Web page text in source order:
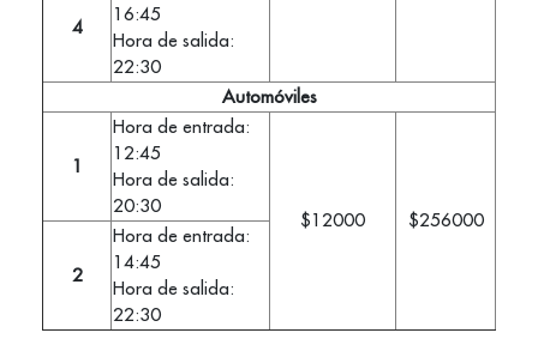
4
16:45
Hora de salida:
22:30
Automóviles
1
Hora de entrada:
12:45
Hora de salida:
20:30
$12000 $256000
2
Hora de entrada:
14:45
Hora de salida:
22:30